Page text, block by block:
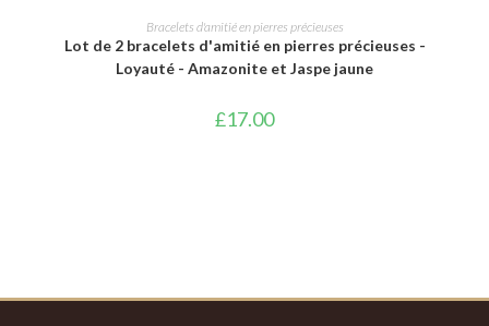
AJOUTER AU PANIER
Bracelets d'amitié en pierres précieuses
Lot de 2 bracelets d'amitié en pierres précieuses -
Loyauté - Amazonite et Jaspe jaune
£17.00